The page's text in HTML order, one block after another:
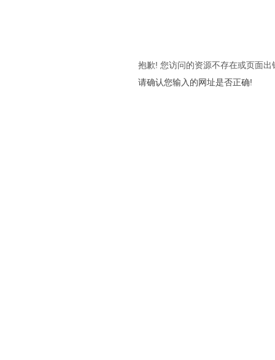
抱歉! 您访问的资源不存在或页面出
请确认您输入的网址是否正确!